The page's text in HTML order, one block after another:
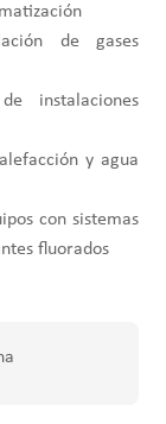
de gases
instalaciones
y agua
con sistemas
fluorados